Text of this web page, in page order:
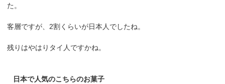
た。
客層ですが、2割くらいが日本人でしたね。
残りはやはりタイ人ですかね。
日本で人気のこちらのお菓子